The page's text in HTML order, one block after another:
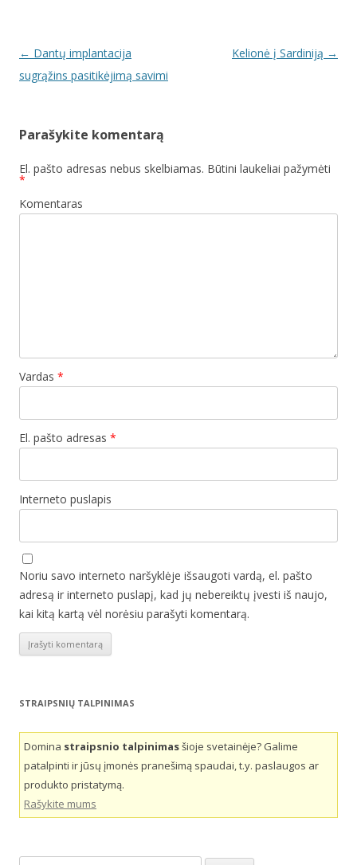
Įrašo navigacija
← Dantų implantacija
sugrąžins pasitikėjimą savimi
Kelionė į Sardiniją →
Parašykite komentarą
El. pašto adresas nebus skelbiamas. Būtini laukeliai pažymėti
*
Komentaras
Vardas *
El. pašto adresas *
Interneto puslapis
Noriu savo interneto naršyklėje išsaugoti vardą, el. pašto
adresą ir interneto puslapį, kad jų nebereiktų įvesti iš naujo,
kai kitą kartą vėl norėsiu parašyti komentarą.
STRAIPSNIŲ TALPINIMAS
Domina straipsnio talpinimasšioje svetainėje? Galime
patalpinti ir jūsų įmonės pranešimą spaudai, t.y. paslaugos ar
produkto pristatymą.
Rašykite mums